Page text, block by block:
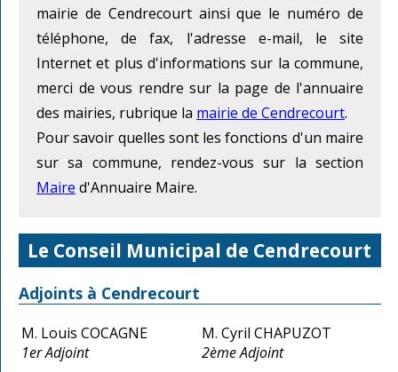
mairie de Cendrecourt ainsi que le numéro de
téléphone, de fax, l'adresse e-mail, le site
Internet et plus d'informations sur la commune,
merci de vous rendre sur la page de l'annuaire
des mairies, rubrique la mairie de Cendrecourt.
Pour savoir quelles sont les fonctions d'un maire
sur sa commune, rendez-vous sur la section
Maire d'Annuaire Maire.
Le Conseil Municipal de Cendrecourt
Adjoints à Cendrecourt
M. Louis COCAGNE
1er Adjoint
M. Cyril CHAPUZOT
2ème Adjoint